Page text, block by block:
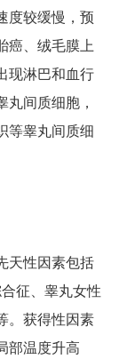
度较缓慢，预
癌、绒毛膜上
现淋巴和血行
间质细胞，
等睾丸间质细
天性因素包括
征、睾丸女性
。获得性因素
部温度升高